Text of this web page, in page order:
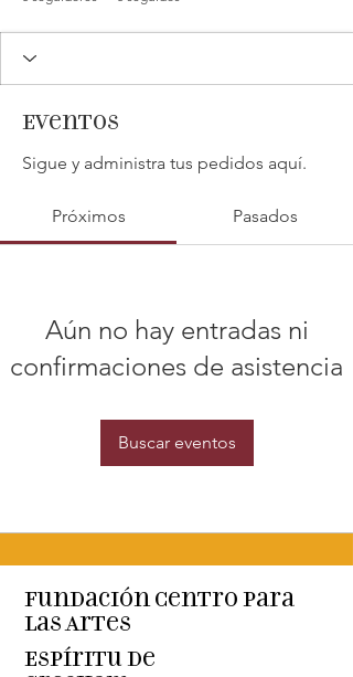
Eventos
Sigue y administra tus pedidos aquí.
Próximos Pasados
Aún no hay entradas ni
confirmaciones de asistencia
Buscar eventos
Fundación Centro para
las Artes
Espíritu de